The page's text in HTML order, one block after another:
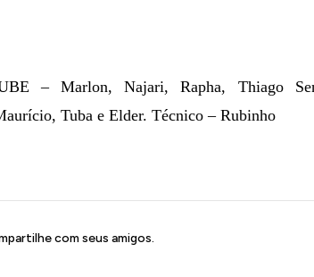
– Marlon, Najari, Rapha, Thiago
Tuba e Elder. Técnico – Rubinho
com seus amigos.